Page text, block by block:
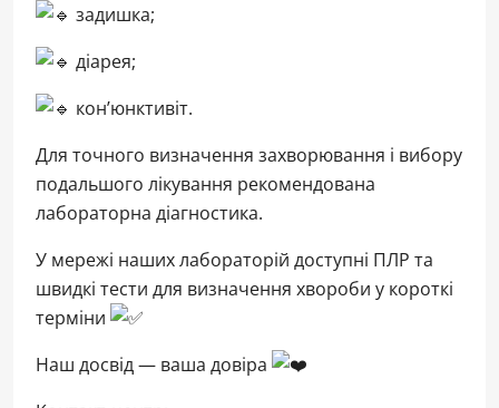
задишка;
діарея;
кон’юнктивіт.
Для точного визначення захворювання і вибору
подальшого лікування рекомендована
лабораторна діагностика.
У мережі наших лабораторій доступні ПЛР та
швидкі тести для визначення хвороби у короткі
терміни
Наш досвід — ваша довіра